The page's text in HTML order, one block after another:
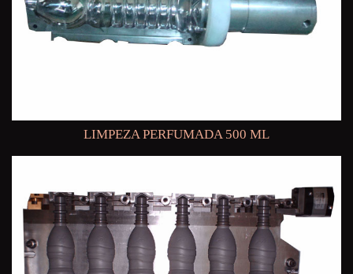
LIMPEZA PERFUMADA 500 ML